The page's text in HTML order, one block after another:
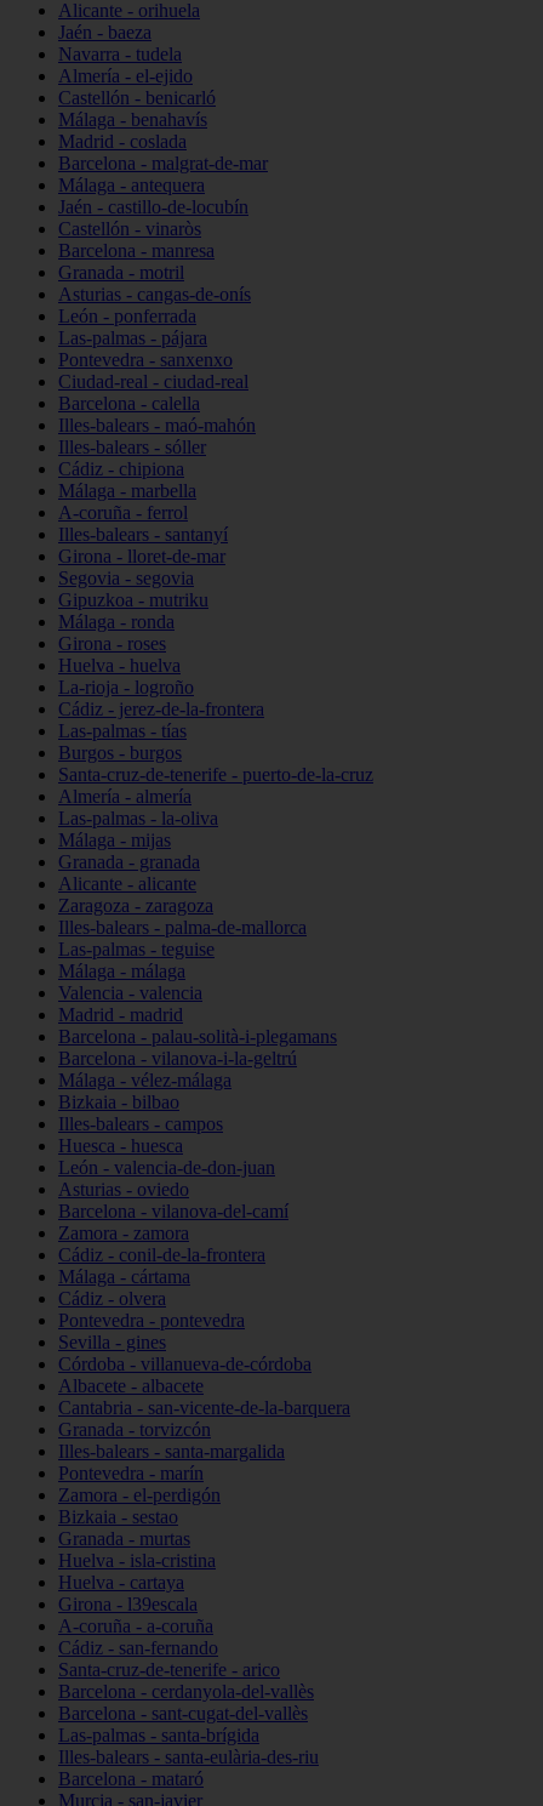
Alicante - orihuela
Jaén - baeza
Navarra - tudela
Almería - el-ejido
Castellón - benicarló
Málaga - benahavís
Madrid - coslada
Barcelona - malgrat-de-mar
Málaga - antequera
Jaén - castillo-de-locubín
Castellón - vinaròs
Barcelona - manresa
Granada - motril
Asturias - cangas-de-onís
León - ponferrada
Las-palmas - pájara
Pontevedra - sanxenxo
Ciudad-real - ciudad-real
Barcelona - calella
Illes-balears - maó-mahón
Illes-balears - sóller
Cádiz - chipiona
Málaga - marbella
A-coruña - ferrol
Illes-balears - santanyí
Girona - lloret-de-mar
Segovia - segovia
Gipuzkoa - mutriku
Málaga - ronda
Girona - roses
Huelva - huelva
La-rioja - logroño
Cádiz - jerez-de-la-frontera
Las-palmas - tías
Burgos - burgos
Santa-cruz-de-tenerife - puerto-de-la-cruz
Almería - almería
Las-palmas - la-oliva
Málaga - mijas
Granada - granada
Alicante - alicante
Zaragoza - zaragoza
Illes-balears - palma-de-mallorca
Las-palmas - teguise
Málaga - málaga
Valencia - valencia
Madrid - madrid
Barcelona - palau-solità-i-plegamans
Barcelona - vilanova-i-la-geltrú
Málaga - vélez-málaga
Bizkaia - bilbao
Illes-balears - campos
Huesca - huesca
León - valencia-de-don-juan
Asturias - oviedo
Barcelona - vilanova-del-camí
Zamora - zamora
Cádiz - conil-de-la-frontera
Málaga - cártama
Cádiz - olvera
Pontevedra - pontevedra
Sevilla - gines
Córdoba - villanueva-de-córdoba
Albacete - albacete
Cantabria - san-vicente-de-la-barquera
Granada - torvizcón
Illes-balears - santa-margalida
Pontevedra - marín
Zamora - el-perdigón
Bizkaia - sestao
Granada - murtas
Huelva - isla-cristina
Huelva - cartaya
Girona - l39escala
A-coruña - a-coruña
Cádiz - san-fernando
Santa-cruz-de-tenerife - arico
Barcelona - cerdanyola-del-vallès
Barcelona - sant-cugat-del-vallès
Las-palmas - santa-brígida
Illes-balears - santa-eulària-des-riu
Barcelona - mataró
Murcia - san-javier